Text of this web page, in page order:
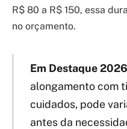
R$ 80 a R$ 150, essa
no orçamento.
Em Destaque
alongamento com
cuidados, pode
antes da